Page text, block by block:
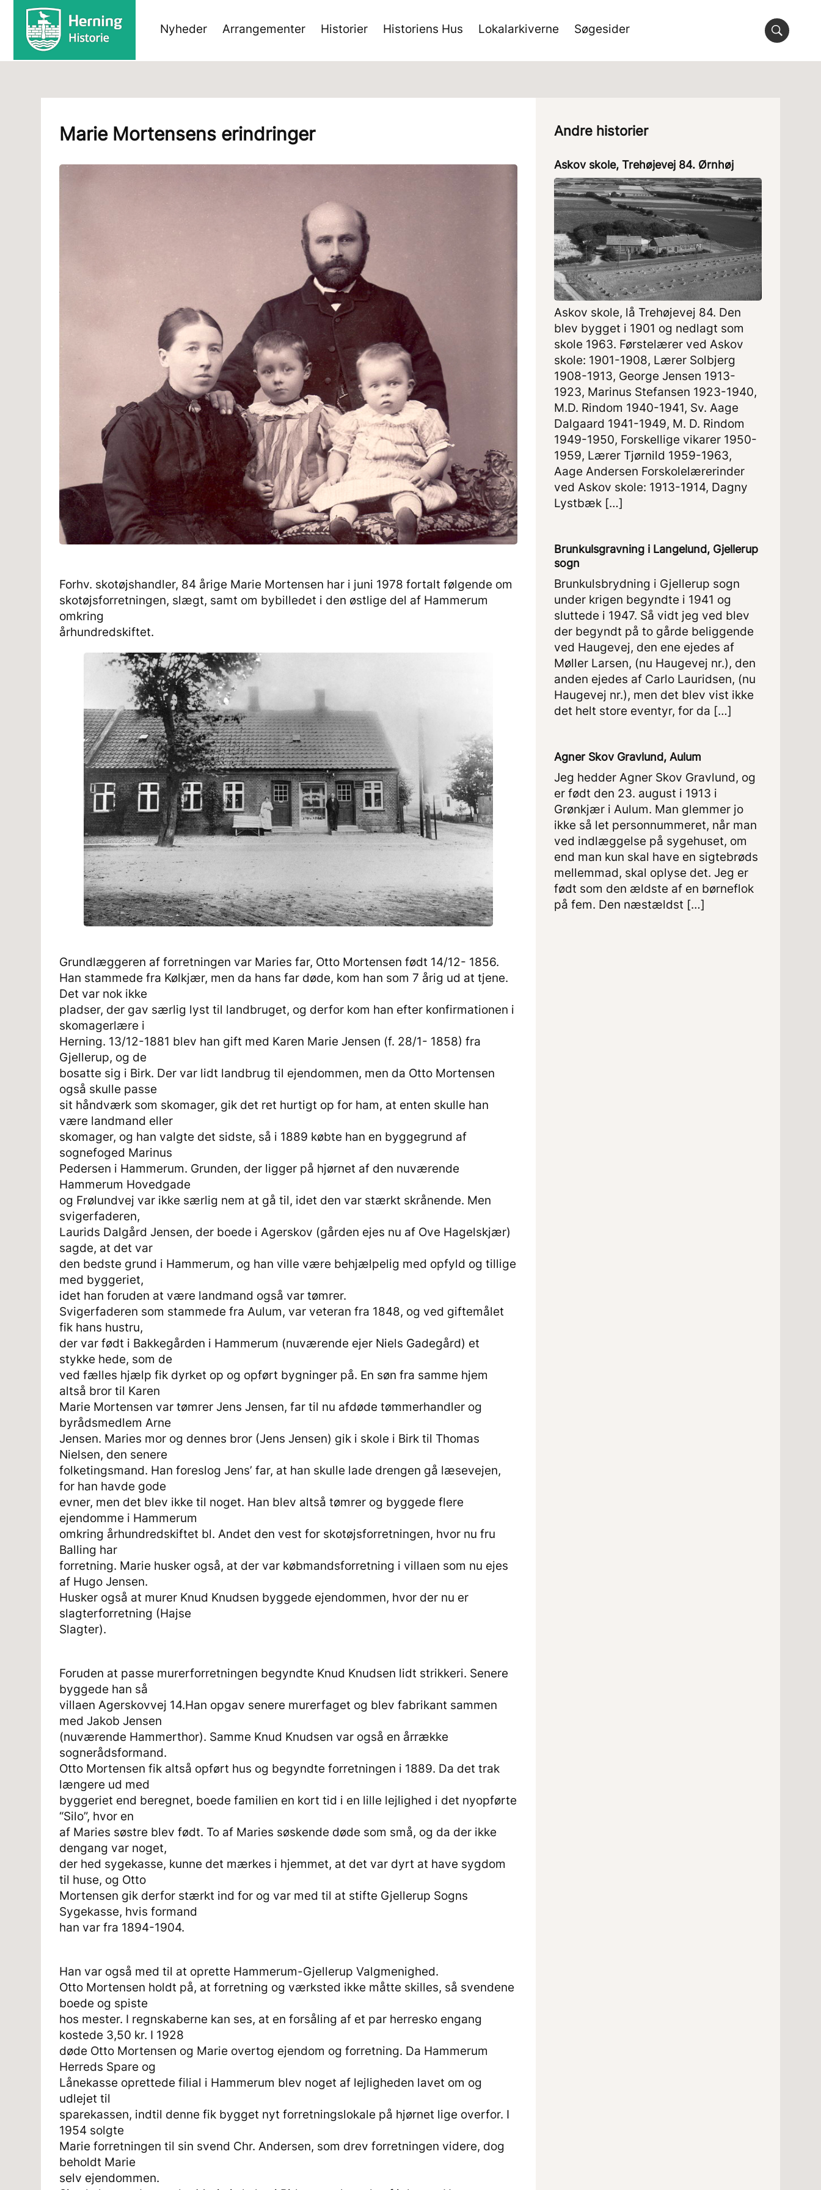
Nyheder Arrangementer Historier Historiens Hus Lokalarkiverne Søgesider
Marie Mortensens erindringer
Forhv. skotøjshandler, 84 årige Marie Mortensen har i juni 1978 fortalt følgende om
skotøjsforretningen, slægt, samt om bybilledet i den østlige del af Hammerum
omkring
århundredskiftet.
Grundlæggeren af forretningen var Maries far, Otto Mortensen født 14/12- 1856.
Han stammede fra Kølkjær, men da hans far døde, kom han som 7 årig ud at tjene.
Det var nok ikke
pladser, der gav særlig lyst til landbruget, og derfor kom han efter konfirmationen i
skomagerlære i
Herning. 13/12-1881 blev han gift med Karen Marie Jensen (f. 28/1- 1858) fra
Gjellerup, og de
bosatte sig i Birk. Der var lidt landbrug til ejendommen, men da Otto Mortensen
også skulle passe
sit håndværk som skomager, gik det ret hurtigt op for ham, at enten skulle han
være landmand eller
skomager, og han valgte det sidste, så i 1889 købte han en byggegrund af
sognefoged Marinus
Pedersen i Hammerum. Grunden, der ligger på hjørnet af den nuværende
Hammerum Hovedgade
og Frølundvej var ikke særlig nem at gå til, idet den var stærkt skrånende. Men
svigerfaderen,
Laurids Dalgård Jensen, der boede i Agerskov (gården ejes nu af Ove Hagelskjær)
sagde, at det var
den bedste grund i Hammerum, og han ville være behjælpelig med opfyld og tillige
med byggeriet,
idet han foruden at være landmand også var tømrer.
Svigerfaderen som stammede fra Aulum, var veteran fra 1848, og ved giftemålet
fik hans hustru,
der var født i Bakkegården i Hammerum (nuværende ejer Niels Gadegård) et
stykke hede, som de
ved fælles hjælp fik dyrket op og opført bygninger på. En søn fra samme hjem
altså bror til Karen
Marie Mortensen var tømrer Jens Jensen, far til nu afdøde tømmerhandler og
byrådsmedlem Arne
Jensen. Maries mor og dennes bror (Jens Jensen) gik i skole i Birk til Thomas
Nielsen, den senere
folketingsmand. Han foreslog Jens’ far, at han skulle lade drengen gå læsevejen,
for han havde gode
evner, men det blev ikke til noget. Han blev altså tømrer og byggede flere
ejendomme i Hammerum
omkring århundredskiftet bl. Andet den vest for skotøjsforretningen, hvor nu fru
Balling har
forretning. Marie husker også, at der var købmandsforretning i villaen som nu ejes
af Hugo Jensen.
Husker også at murer Knud Knudsen byggede ejendommen, hvor der nu er
slagterforretning (Hajse
Slagter).
Foruden at passe murerforretningen begyndte Knud Knudsen lidt strikkeri. Senere
byggede han så
villaen Agerskovvej 14.Han opgav senere murerfaget og blev fabrikant sammen
med Jakob Jensen
(nuværende Hammerthor). Samme Knud Knudsen var også en årrække
sognerådsformand.
Otto Mortensen fik altså opført hus og begyndte forretningen i 1889. Da det trak
længere ud med
byggeriet end beregnet, boede familien en kort tid i en lille lejlighed i det nyopførte
“Silo”, hvor en
af Maries søstre blev født. To af Maries søskende døde som små, og da der ikke
dengang var noget,
der hed sygekasse, kunne det mærkes i hjemmet, at det var dyrt at have sygdom
til huse, og Otto
Mortensen gik derfor stærkt ind for og var med til at stifte Gjellerup Sogns
Sygekasse, hvis formand
han var fra 1894-1904.
Han var også med til at oprette Hammerum-Gjellerup Valgmenighed.
Otto Mortensen holdt på, at forretning og værksted ikke måtte skilles, så svendene
boede og spiste
hos mester. I regnskaberne kan ses, at en forsåling af et par herresko engang
kostede 3,50 kr. I 1928
døde Otto Mortensen og Marie overtog ejendom og forretning. Da Hammerum
Herreds Spare og
Lånekasse oprettede filial i Hammerum blev noget af lejligheden lavet om og
udlejet til
sparekassen, indtil denne fik bygget nyt forretningslokale på hjørnet lige overfor. I
1954 solgte
Marie forretningen til sin svend Chr. Andersen, som drev forretningen videre, dog
beholdt Marie
selv ejendommen.
Andre historier
Askov skole, Trehøjevej 84. Ørnhøj
Askov skole, lå Trehøjevej 84. Den
blev bygget i 1901 og nedlagt som
skole 1963. Førstelærer ved Askov
skole: 1901-1908, Lærer Solbjerg
1908-1913, George Jensen 1913-
1923, Marinus Stefansen 1923-1940,
M.D. Rindom 1940-1941, Sv. Aage
Dalgaard 1941-1949, M. D. Rindom
1949-1950, Forskellige vikarer 1950-
1959, Lærer Tjørnild 1959-1963,
Aage Andersen Forskolelærerinder
ved Askov skole: 1913-1914, Dagny
Lystbæk […]
Brunkulsgravning i Langelund, Gjellerup
sogn
Brunkulsbrydning i Gjellerup sogn
under krigen begyndte i 1941 og
sluttede i 1947. Så vidt jeg ved blev
der begyndt på to gårde beliggende
ved Haugevej, den ene ejedes af
Møller Larsen, (nu Haugevej nr.), den
anden ejedes af Carlo Lauridsen, (nu
Haugevej nr.), men det blev vist ikke
det helt store eventyr, for da […]
Agner Skov Gravlund, Aulum
Jeg hedder Agner Skov Gravlund, og
er født den 23. august i 1913 i
Grønkjær i Aulum. Man glemmer jo
ikke så let personnummeret, når man
ved indlæggelse på sygehuset, om
end man kun skal have en sigtebrøds
mellemmad, skal oplyse det. Jeg er
født som den ældste af en børneflok
på fem. Den næstældst […]